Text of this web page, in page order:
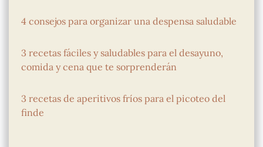
4 consejos para organizar una despensa saludable
3 recetas fáciles y saludables para el desayuno,
comida y cena que te sorprenderán
3 recetas de aperitivos fríos para el picoteo del
finde